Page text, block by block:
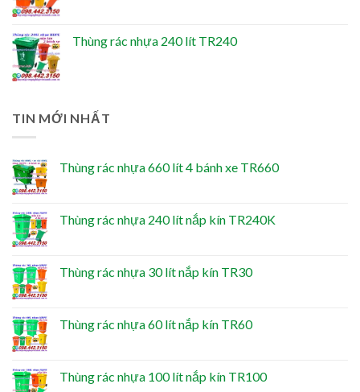
Thùng rác nhựa 240 lít TR240
TIN MỚI NHẤT
Thùng rác nhựa 660 lít 4 bánh xe TR660
Thùng rác nhựa 240 lít nắp kín TR240K
Thùng rác nhựa 30 lít nắp kín TR30
Thùng rác nhựa 60 lít nắp kín TR60
Thùng rác nhựa 100 lít nắp kín TR100